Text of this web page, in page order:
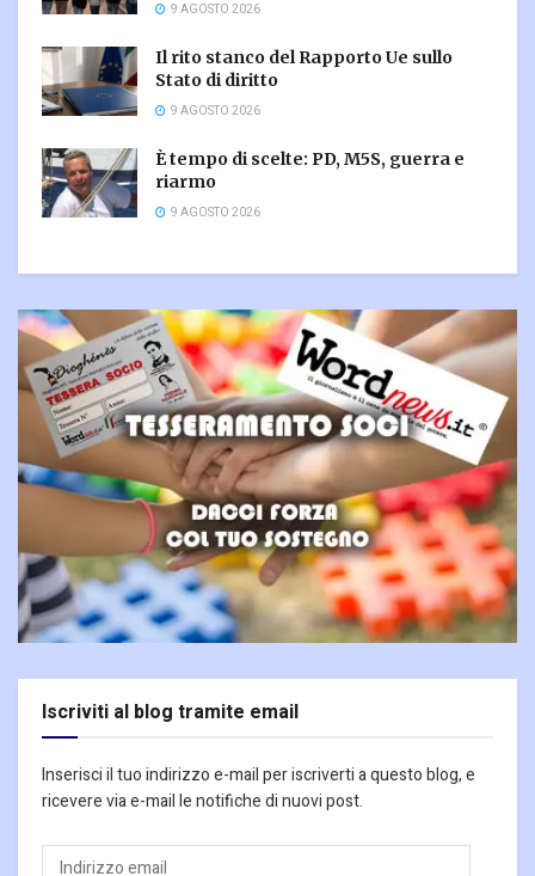
9 AGOSTO 2026
Il rito stanco del Rapporto Ue sullo
Stato di diritto
9 AGOSTO 2026
È tempo di scelte: PD, M5S, guerra e
riarmo
9 AGOSTO 2026
Iscriviti al blog tramite email
Inserisci il tuo indirizzo e-mail per iscriverti a questo blog, e
ricevere via e-mail le notifiche di nuovi post.
Indirizzo